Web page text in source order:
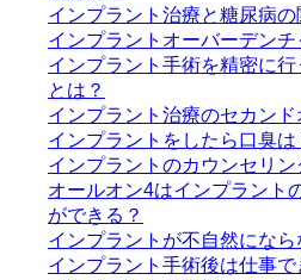
インプラント治療と糖尿病の
インプラントオーバーデンチ
インプラント手術を精密に
とは？
インプラント治療のセカン
インプラントをしたら口臭は
インプラントのカウンセリン
オールオン4はインプラント
ができる？
インプラントが不自然にな
インプラント手術後は仕事で